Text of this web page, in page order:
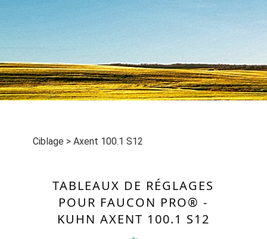
Ciblage > Axent 100.1 S12
TABLEAUX DE RÉGLAGES
POUR FAUCON PRO® -
KUHN AXENT 100.1 S12